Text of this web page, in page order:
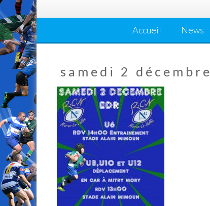
Accueil News
samedi 2 décembre